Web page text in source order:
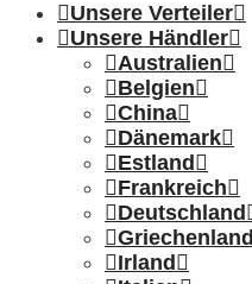
Unsere Verteiler
Unsere Händler
Australien
Belgien
China
Dänemark
Estland
Frankreich
Deutschland
Griechenland
Irland